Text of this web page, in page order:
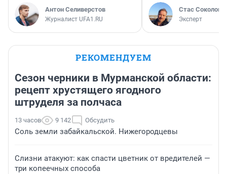
Антон Селиверстов
Журналист UFA1.RU
Стас Соколов
Эксперт
РЕКОМЕНДУЕМ
Сезон черники в Мурманской области:
рецепт хрустящего ягодного
штруделя за полчаса
13 часов 9 142 Обсудить
Соль земли забайкальской. Нижегородцевы
Слизни атакуют: как спасти цветник от вредителей —
три копеечных способа